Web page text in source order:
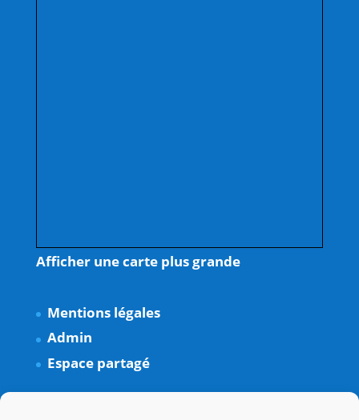
Afficher une carte plus grande
Mentions légales
Admin
Espace partagé